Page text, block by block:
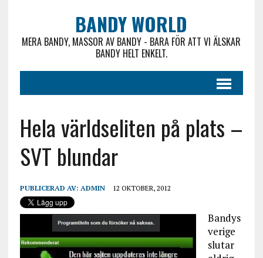
BANDY WORLD
MERA BANDY, MASSOR AV BANDY - BARA FÖR ATT VI ÄLSKAR
BANDY HELT ENKELT.
Hela världseliten på plats –
SVT blundar
PUBLICERAD AV: ADMIN 12 OKTOBER, 2012
Bandys
verige
slutar